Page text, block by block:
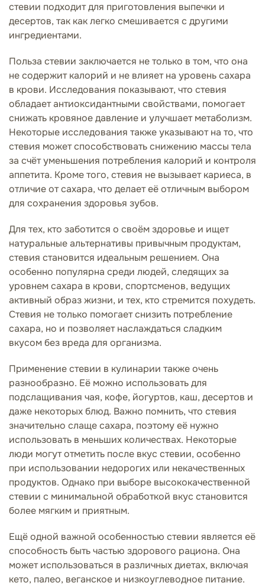
стевии подходит для приготовления выпечки и
десертов, так как легко смешивается с другими
ингредиентами.
Польза стевии заключается не только в том, что она
не содержит калорий и не влияет на уровень сахара
в крови. Исследования показывают, что стевия
обладает антиоксидантными свойствами, помогает
снижать кровяное давление и улучшает метаболизм.
Некоторые исследования также указывают на то, что
стевия может способствовать снижению массы тела
за счёт уменьшения потребления калорий и контроля
аппетита. Кроме того, стевия не вызывает кариеса, в
отличие от сахара, что делает её отличным выбором
для сохранения здоровья зубов.
Для тех, кто заботится о своём здоровье и ищет
натуральные альтернативы привычным продуктам,
стевия становится идеальным решением. Она
особенно популярна среди людей, следящих за
уровнем сахара в крови, спортсменов, ведущих
активный образ жизни, и тех, кто стремится похудеть.
Стевия не только помогает снизить потребление
сахара, но и позволяет наслаждаться сладким
вкусом без вреда для организма.
Применение стевии в кулинарии также очень
разнообразно. Её можно использовать для
подслащивания чая, кофе, йогуртов, каш, десертов и
даже некоторых блюд. Важно помнить, что стевия
значительно слаще сахара, поэтому её нужно
использовать в меньших количествах. Некоторые
люди могут отметить после вкус стевии, особенно
при использовании недорогих или некачественных
продуктов. Однако при выборе высококачественной
стевии с минимальной обработкой вкус становится
более мягким и приятным.
Ещё одной важной особенностью стевии является её
способность быть частью здорового рациона. Она
может использоваться в различных диетах, включая
кето, палео, веганское и низкоуглеводное питание.